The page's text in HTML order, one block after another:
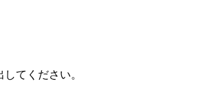
てください。